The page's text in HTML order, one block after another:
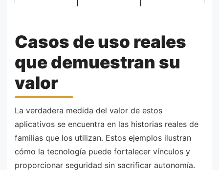
Casos de uso reales
que demuestran su
valor
La verdadera medida del valor de estos
aplicativos se encuentra en las historias reales de
familias que los utilizan. Estos ejemplos ilustran
cómo la tecnología puede fortalecer vínculos y
proporcionar seguridad sin sacrificar autonomía.